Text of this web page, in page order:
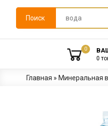
Поиск
0
0
Главная » Минеральная